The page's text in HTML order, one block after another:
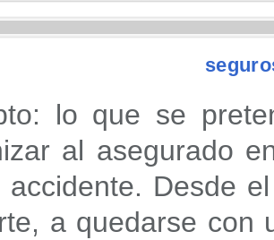
lo que se
al asegurado
accidente. Desde
a quedarse con